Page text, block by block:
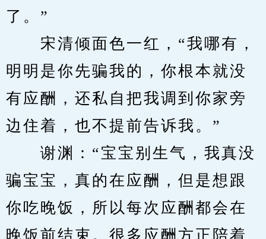
了。”
宋清倾面色一红，“我哪有，
明明是你先骗我的，你根本就没
有应酬，还私自把我调到你家旁
边住着，也不提前告诉我。”
谢渊：“宝宝别生气，我真没
骗宝宝，真的在应酬，但是想跟
你吃晚饭，所以每次应酬都会在
晚饭前结束。很多应酬方正陪着